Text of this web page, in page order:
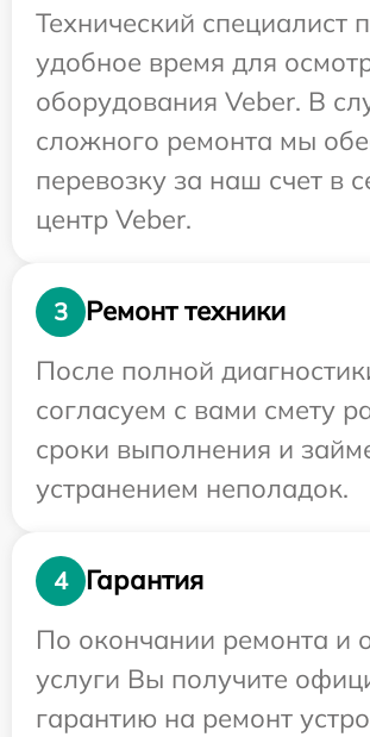
Технический специалист
удобное время для
оборудования Veber. В
сложного ремонта мы
перевозку за наш счет в
центр Veber.
3
Ремонт техники
После полной
согласуем с вами смету
сроки выполнения и
устранением неполадок.
4
Гарантия
По окончании ремонта и
услуги Вы получите
гарантию на ремонт